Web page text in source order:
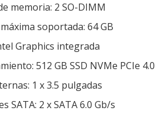
memoria: 2 SO-DIMM
soportada: 64 GB
Graphics integrada
512 GB SSD NVMe PCIe
1 x 3.5 pulgadas
SATA: 2 x SATA 6.0 Gb/s